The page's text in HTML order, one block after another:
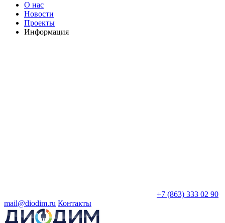
О нас
Новости
Проекты
Информация
+7 (863) 333 02 90
mail@diodim.ru Контакты